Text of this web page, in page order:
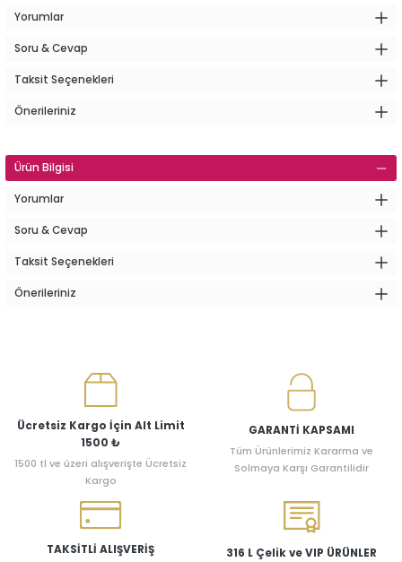
Yorumlar
Soru & Cevap
Taksit Seçenekleri
Önerileriniz
Ürün Bilgisi
Yorumlar
Soru & Cevap
Taksit Seçenekleri
Önerileriniz
Ücretsiz Kargo İçin Alt Limit
1500 ₺
1500 tl ve üzeri alışverişte Ücretsiz
Kargo
GARANTİ KAPSAMI
Tüm Ürünlerimiz Kararma ve
Solmaya Karşı Garantilidir
TAKSİTLİ ALIŞVERİŞ
316 L Çelik ve VIP ÜRÜNLER